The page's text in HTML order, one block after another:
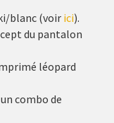
blanc (voir ici).
du pantalon
léopard
combo de